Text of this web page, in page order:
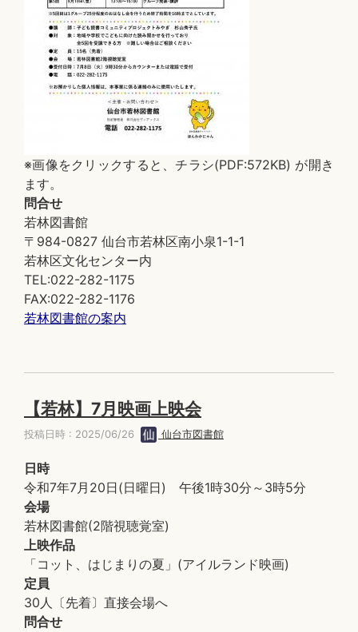
※画像をクリックすると、チラシ(PDF:572KB) が開き
ます。
問合せ
若林図書館
〒984-0827 仙台市若林区南小泉1-1-1
若林区文化センター内
TEL:022-282-1175
FAX:022-282-1176
若林図書館の案内
【若林】7月映画上映会
投稿日時 : 2025/06/26 仙台市図書館
日時
令和7年7月20日(日曜日) 午後1時30分～3時5分
会場
若林図書館(2階視聴覚室)
上映作品
「コット、はじまりの夏」(アイルランド映画)
定員
30人〔先着〕直接会場へ
問合せ